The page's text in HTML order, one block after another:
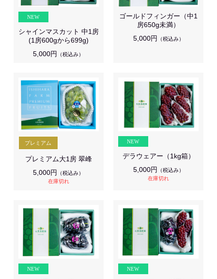
シャインマスカット 中1房
(1房600gから699g)
5,000円
（税込み）
ゴールドフィンガー（中1
房650g未満）
5,000円
（税込み）
プレミアム大1房 翠峰
5,000円
（税込み）
在庫切れ
デラウェアー（1kg箱）
5,000円
（税込み）
在庫切れ